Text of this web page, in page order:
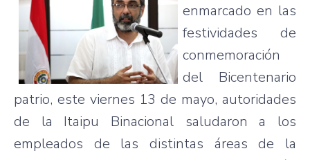
enmarcado en las
festividades de
conmemoración
del Bicentenario
patrio, este viernes 13 de mayo, autoridades
de la Itaipu Binacional saludaron a los
empleados de las distintas áreas de la